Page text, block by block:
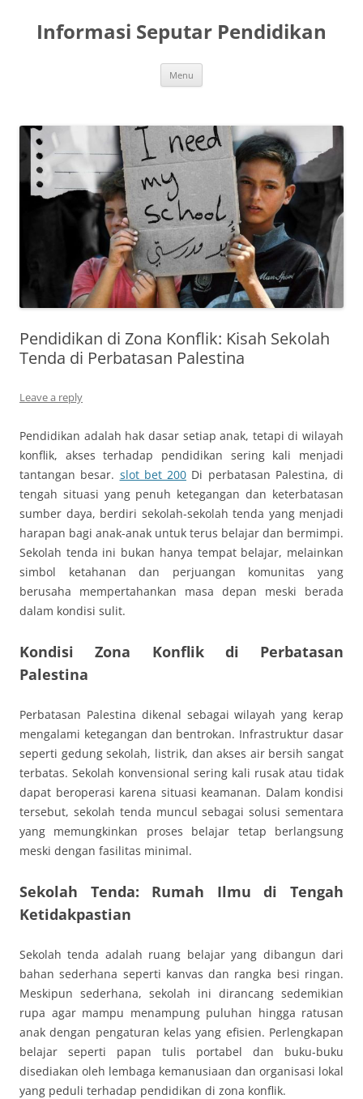
content
Informasi Seputar Pendidikan
Menu
Pendidikan di Zona Konflik: Kisah Sekolah
Tenda di Perbatasan Palestina
Leave a reply
Pendidikan adalah hak dasar setiap anak, tetapi di wilayah
konflik, akses terhadap pendidikan sering kali menjadi
tantangan besar. slot bet 200 Di perbatasan Palestina, di
tengah situasi yang penuh ketegangan dan keterbatasan
sumber daya, berdiri sekolah-sekolah tenda yang menjadi
harapan bagi anak-anak untuk terus belajar dan bermimpi.
Sekolah tenda ini bukan hanya tempat belajar, melainkan
simbol ketahanan dan perjuangan komunitas yang
berusaha mempertahankan masa depan meski berada
dalam kondisi sulit.
Kondisi Zona Konflik di Perbatasan
Palestina
Perbatasan Palestina dikenal sebagai wilayah yang kerap
mengalami ketegangan dan bentrokan. Infrastruktur dasar
seperti gedung sekolah, listrik, dan akses air bersih sangat
terbatas. Sekolah konvensional sering kali rusak atau tidak
dapat beroperasi karena situasi keamanan. Dalam kondisi
tersebut, sekolah tenda muncul sebagai solusi sementara
yang memungkinkan proses belajar tetap berlangsung
meski dengan fasilitas minimal.
Sekolah Tenda: Rumah Ilmu di Tengah
Ketidakpastian
Sekolah tenda adalah ruang belajar yang dibangun dari
bahan sederhana seperti kanvas dan rangka besi ringan.
Meskipun sederhana, sekolah ini dirancang sedemikian
rupa agar mampu menampung puluhan hingga ratusan
anak dengan pengaturan kelas yang efisien. Perlengkapan
belajar seperti papan tulis portabel dan buku-buku
disediakan oleh lembaga kemanusiaan dan organisasi lokal
yang peduli terhadap pendidikan di zona konflik.